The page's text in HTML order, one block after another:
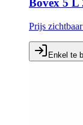
Bovex 5 L
Prijs
Enkel te